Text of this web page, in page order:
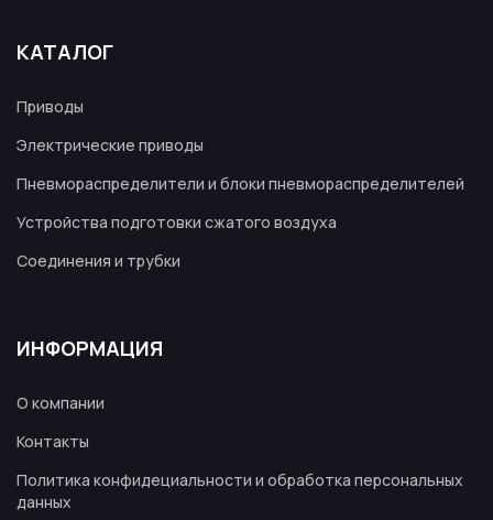
КАТАЛОГ
Приводы
Электрические приводы
Пневмораспределители и блоки пневмораспределителей
Устройства подготовки сжатого воздуха
Соединения и трубки
ИНФОРМАЦИЯ
О компании
Контакты
Политика конфидециальности и обработка персональных
данных